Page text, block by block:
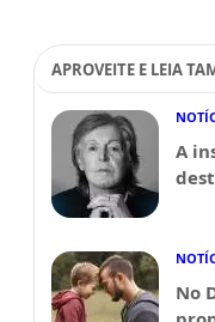
APROVEITE E LEIA
A
No